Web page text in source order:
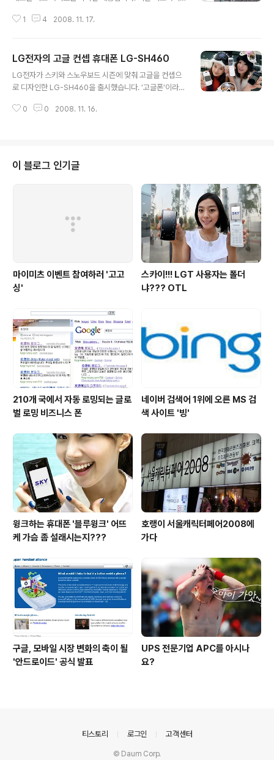
지털 항공사진 지도 서비스(스카이뷰)를 제공한다는 건데
본 이미지입니다. 다음은 스카이뷰에 이어 12월 중에는 실
제 길거리 사진을 촬영해서 세분화한 도시의 모습을 제공
하는 디지털 파노라마 사진 서비스 스트릿뷰도 선보일 예
에서도 여러 차례 소개된 내용이라 잘 아실 듯!!! 다음은 스
1 4 2008. 11. 17.
LG전자의 고글 컨셉 휴대폰 LG-SH460
LG전자가 스키와 스노우보드 시즌에 맞춰 고글을 컨셉으
로 디자인한 LG-SH460을 출시했습니다. '고글폰'이라고
G-SH460으로 돼 있네요!!! 호랭이 블로그에서는 그냥 내
화려하고 복잡한 디자인이나 기능 대신 심플한 디자인을
좋아하는 사람들에게 제격일 듯합니다. 특히 요즘 하늘 높
은 줄 모르고 오르는 휴대폰 가격에 ㅎㄷㄷ이신 분들에게
적당한 가격과 적당한 기능을 제공할 수있는 휴대폰입니
다. 출시가 40만원 대 초반이라는 걸로 봐서 약정이나 번
호이동 등의 방법으로 조만간 무료폰이..
0 0 2008. 11. 16.
이 블로그 인기글
마이미츠 이벤트 참여하러 '고고
싱'
스카이!!! LGT 사용자는 폴더
냐??? OTL
210개 국에서 자동 로밍되는 글로
벌 로밍 비즈니스 폰
네이버 검색어 1위에 오른 MS 검
색 사이트 '빙'
윙크하는 휴대폰 '블루윙크' 어뜨
케 가슴 좀 설래시는지???
호랭이 서울캐릭터페어2008에
가다
구글, 모바일 시장 변화의 축이 될
'안드로이드' 공식 발표
UPS 전문기업 APC를 아시나
요?
티스토리 로그인 고객센터
© Daum Corp.